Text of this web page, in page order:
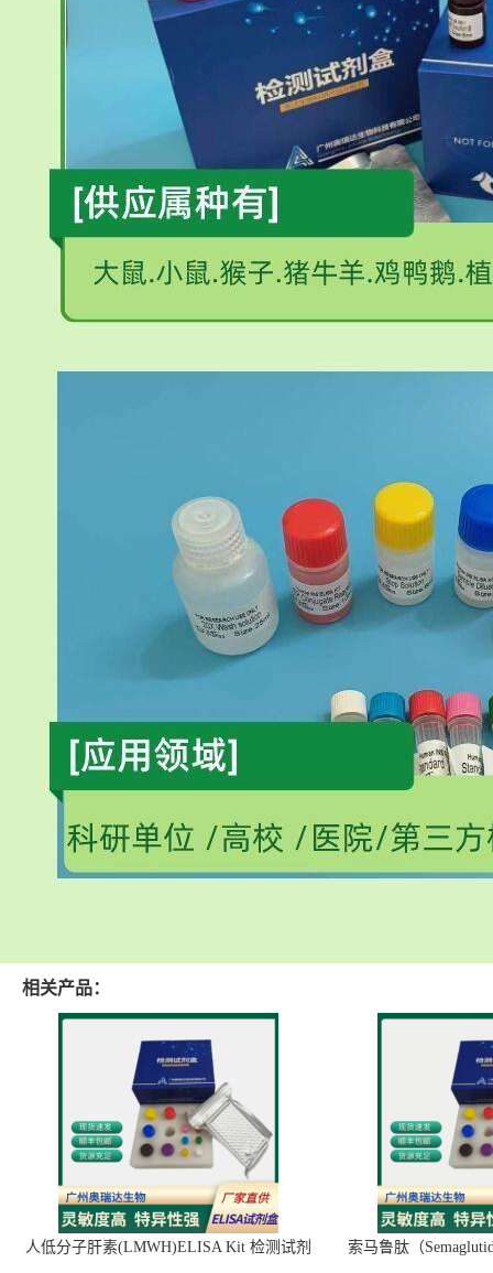
相关产品：